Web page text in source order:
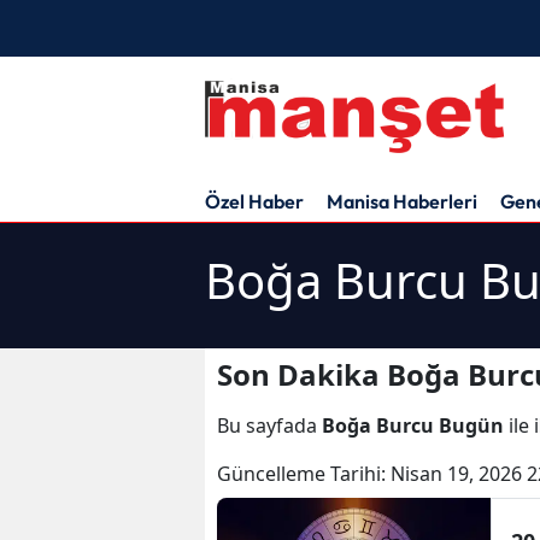
Özel Haber Manisa Haberleri
Boğa Burcu
Son Dakika Boğa
Bu sayfada Boğa Burcu Bugün ile
Güncelleme Tarihi: Nisan 19, 2026